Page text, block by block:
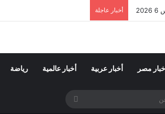
أخبار عاجلة
مصر أخبار عربية أخبار عالمية رياضة